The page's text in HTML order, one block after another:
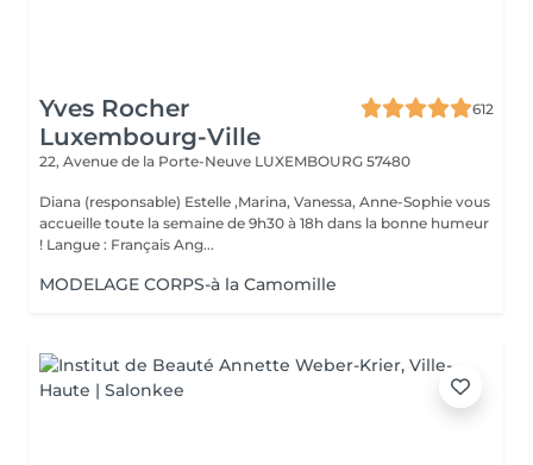
Yves Rocher
Luxembourg-Ville
612
22, Avenue de la Porte-Neuve LUXEMBOURG 57480
Diana (responsable) Estelle ,Marina, Vanessa, Anne-Sophie vous
accueille toute la semaine de 9h30 à 18h dans la bonne humeur
! Langue : Français Ang...
MODELAGE CORPS-à la Camomille